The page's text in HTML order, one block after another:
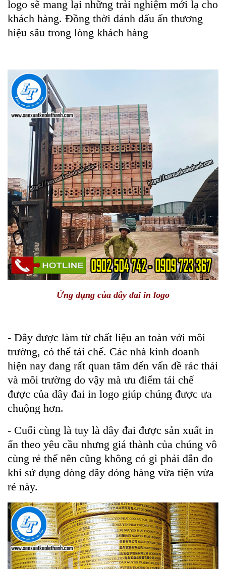
logo sẽ mang lại những trải nghiệm mới lạ cho
khách hàng. Đồng thời đánh dấu ấn thương
hiệu sâu trong lòng khách hàng
Ứng dụng của dây đai in logo
- Dây được làm từ chất liệu an toàn với môi
trường, có thể tái chế. Các nhà kinh doanh
hiện nay đang rất quan tâm đến vấn đề rác thải
và môi trường do vậy mà ưu điểm tái chế
được của dây đai in logo giúp chúng được ưa
chuộng hơn.
- Cuối cùng là tuy là dây đai được sản xuất in
ấn theo yêu cầu nhưng giá thành của chúng vô
cùng rẻ thế nên cũng không có gì phải đắn đo
khi sử dụng dòng dây đóng hàng vừa tiện vừa
rẻ này.